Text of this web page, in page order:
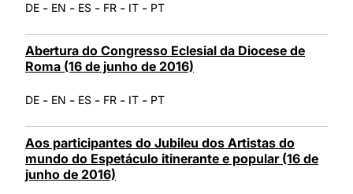
DE - EN - ES - FR - IT - PT
Abertura do Congresso Eclesial da Diocese de
Roma (16 de junho de 2016)
DE - EN - ES - FR - IT - PT
Aos participantes do Jubileu dos Artistas do
mundo do Espetáculo itinerante e popular (16 de
junho de 2016)